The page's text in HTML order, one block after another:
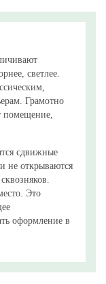
светлее.
Грамотно
помещение,
сдвижные
не открываются
Это
оформление в